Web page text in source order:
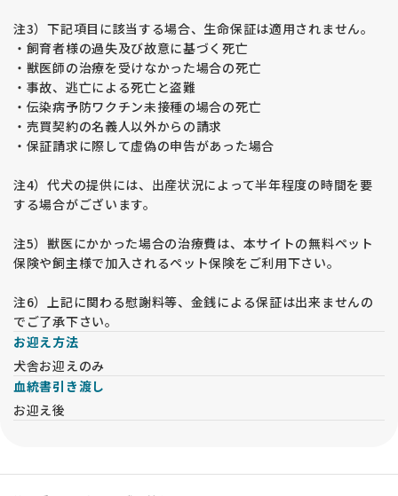
注3）下記項目に該当する場合、生命保証は適用されません。
・飼育者様の過失及び故意に基づく死亡
・獣医師の治療を受けなかった場合の死亡
・事故、逃亡による死亡と盗難
・伝染病予防ワクチン未接種の場合の死亡
・売買契約の名義人以外からの請求
・保証請求に際して虚偽の申告があった場合
注4）代犬の提供には、出産状況によって半年程度の時間を要
する場合がございます。
注5）獣医にかかった場合の治療費は、本サイトの無料ペット
保険や飼主様で加入されるペット保険をご利用下さい。
注6）上記に関わる慰謝料等、金銭による保証は出来ませんの
でご了承下さい。
お迎え方法
犬舎お迎えのみ
血統書引き渡し
お迎え後